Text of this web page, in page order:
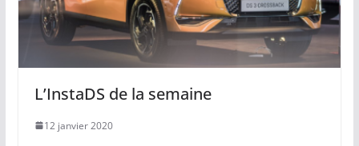
L’InstaDS de la semaine
12 janvier 2020